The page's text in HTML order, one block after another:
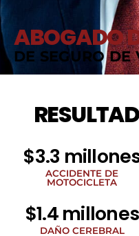
ABOGADO
DE SEGURO DE
$3.3
ACCIDENTE DE
MOTOCICLETA
$1.4 millones
DAÑO CEREBRAL